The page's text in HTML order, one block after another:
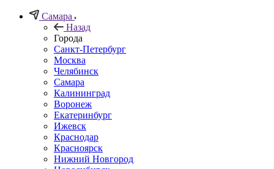
Самара
Назад
Города
Санкт-Петербург
Москва
Челябинск
Самара
Калининград
Воронеж
Екатеринбург
Ижевск
Краснодар
Красноярск
Нижний Новгород